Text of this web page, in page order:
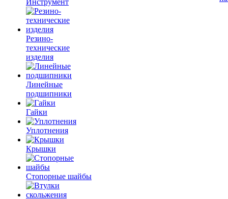
Инструмент
Резино-
технические
изделия
Линейные
подшипники
Гайки
Уплотнения
Крышки
Стопорные шайбы